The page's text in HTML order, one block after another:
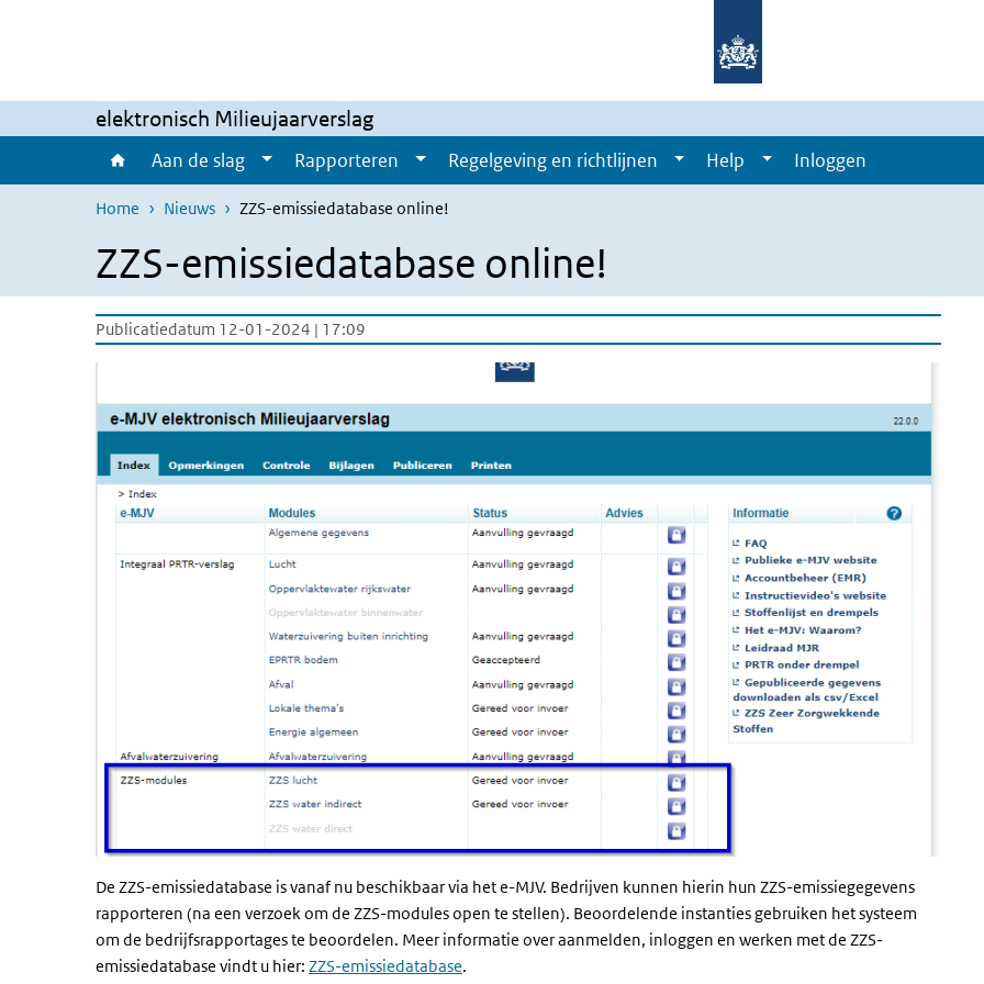
elektronisch Milieujaarverslag
Aan de slag Rapporteren Regelgeving en richtlijnen Help Inloggen
Home Nieuws ZZS-emissiedatabase online!
ZZS-emissiedatabase online!
Publicatiedatum 12-01-2024 | 17:09
De ZZS-emissiedatabase is vanaf nu beschikbaar via het e-MJV. Bedrijven kunnen hierin hun ZZS-emissiegegevens
rapporteren (na een verzoek om de ZZS-modules open te stellen). Beoordelende instanties gebruiken het systeem
om de bedrijfsrapportages te beoordelen. Meer informatie over aanmelden, inloggen en werken met de ZZS-
emissiedatabase vindt u hier: ZZS-emissiedatabase.